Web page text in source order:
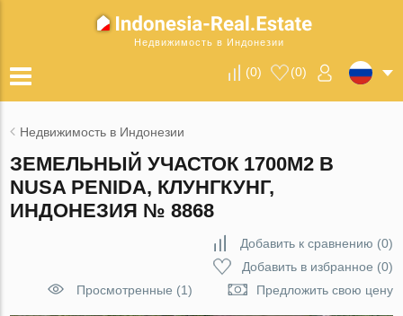
Недвижимость в Индонезии
(0) (0)
Недвижимость в Индонезии
ЗЕМЕЛЬНЫЙ УЧАСТОК 1700М2 В
NUSA PENIDA, КЛУНГКУНГ,
ИНДОНЕЗИЯ № 8868
Добавить к сравнению (0)
Добавить в избранное (0)
Просмотренные (1)
Предложить свою цену